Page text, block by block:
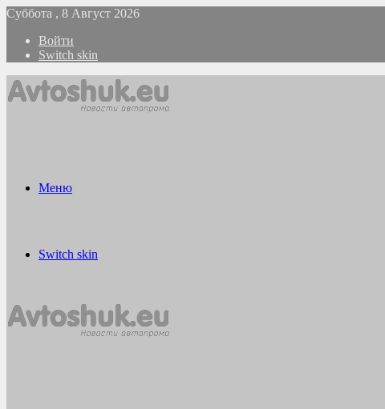
Суббота , 8 Август 2026
Войти
Switch skin
Меню
Switch skin